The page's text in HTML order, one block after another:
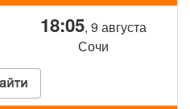
18:05, 9 августа
Сочи